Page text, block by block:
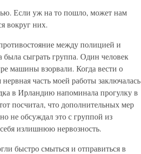
Если уж на то пошло, может нам
вокруг них.
между полицией и
сыграть группа. Один человек
машины взорвали. Когда вести о
часть моей работы заключалась
в Ирландию напоминала прогулку в
посчитал, что дополнительных мер
не обсуждал это с группой из
излишнюю нервозность.
быстро смыться и отправиться в